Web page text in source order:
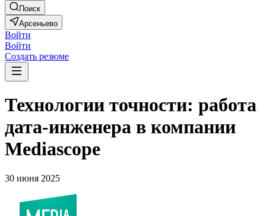
Поиск
Арсеньево
Войти
Войти
Создать резюме
Технологии точности: работа
дата-инженера в компании
Mediascope
30 июня 2025